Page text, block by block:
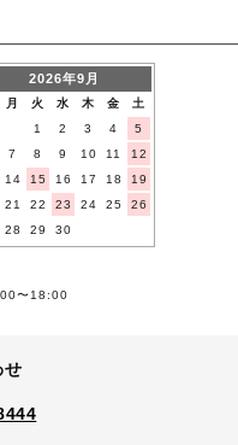
2026年9月
月 火 水 木 金
土
1
2 3 4
5
7 8 9 10 11
12
14 15 16 17 18
19
21 22 23 24 25
26
28 29 30
〜18:00
せ